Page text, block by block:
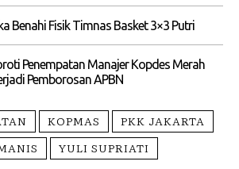
Benahi Fisik Timnas Basket 3×3 Putri
Penempatan Manajer Kopdes Merah
Pemborosan APBN
KOPMAS
PKK JAKARTA
YULI SUPRIATI